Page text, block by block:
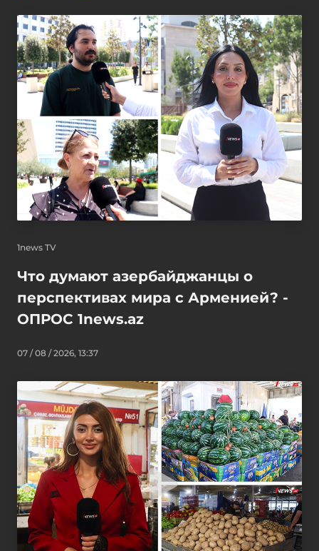
1news TV
Что думают азербайджанцы о
перспективах мира с Арменией? -
ОПРОС 1news.az
07 / 08 / 2026, 13:37